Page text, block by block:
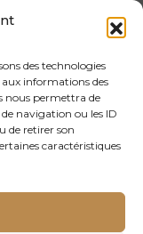
des technologies
aux informations des
nous permettra de
navigation ou les ID
de retirer son
caractéristiques